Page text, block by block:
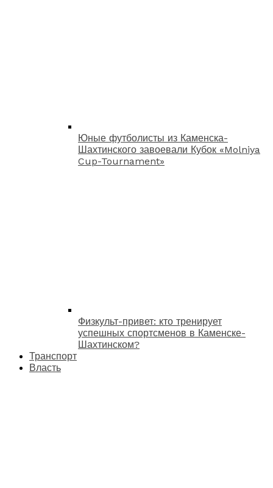
Юные футболисты из Каменска-
Шахтинского завоевали Кубок «Molniya
Cup-Tournament»
Физкульт-привет: кто тренирует
успешных спортсменов в Каменске-
Шахтинском?
Транспорт
Власть